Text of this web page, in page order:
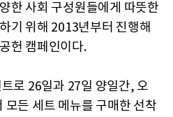
한 사회 구성원들에게 따뜻한
기 위해 2013년부터 진행해
헌 캠페인이다.
로 26일과 27일 양일간, 오
모든 세트 메뉴를 구매한 선착